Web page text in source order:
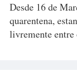
Desde 16 de
quarentena,
livremente entre